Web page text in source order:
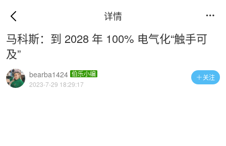
详情 
马科斯：到 2028 年 100% 电气化“触手可
及”
关注
bearba1424 伯乐小编
2023-7-29 18:29:17